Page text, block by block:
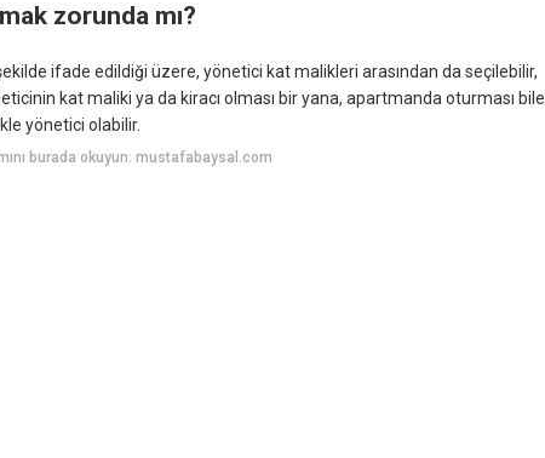
zorunda mı?
ifade edildiği üzere, yönetici kat malikleri arasından da seçilebilir,
kat maliki ya da kiracı olması bir yana, apartmanda oturması bile
yönetici olabilir.
burada okuyun: mustafabaysal.com